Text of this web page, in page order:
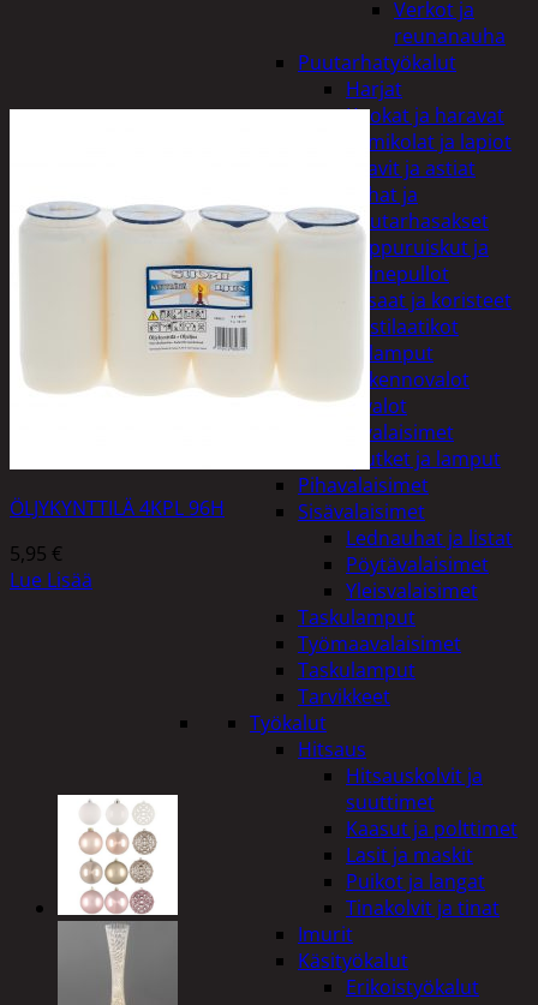
Verkot ja
reunanauha
Puutarhatyökalut
Harjat
Kuokat ja haravat
Lumikolat ja lapiot
Saavit ja astiat
Sahat ja
puutarhasakset
Reppuruiskut ja
painepullot
Pihapatsaat ja koristeet
Postilaatikot
Valaisimet ja lamput
Aurinkokennovalot
Koristevalot
Koristevalaisimet
Loisteputket ja lamput
Pihavalaisimet
Sisävalaisimet
Lednauhat ja listat
Pöytävalaisimet
Yleisvalaisimet
Taskulamput
Työmaavalaisimet
Taskulamput
Tarvikkeet
Työkalut
Hitsaus
Hitsauskolvit ja
suuttimet
Kaasut ja polttimet
Lasit ja maskit
Puikot ja langat
Tinakolvit ja tinat
Imurit
Käsityökalut
Erikoistyökalut
ÖLJYKYNTTILÄ 4KPL 96H
5,95 €
Lue Lisää